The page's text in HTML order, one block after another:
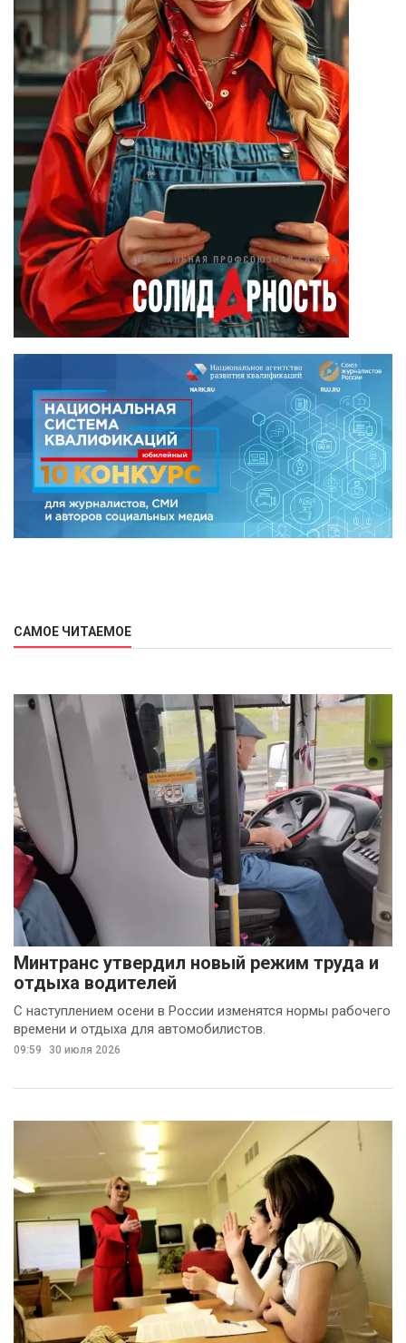
САМОЕ ЧИТАЕМОЕ
Минтранс утвердил новый режим труда и
отдыха водителей
С наступлением осени в России изменятся нормы рабочего
времени и отдыха для автомобилистов.
09:59 30 июля 2026